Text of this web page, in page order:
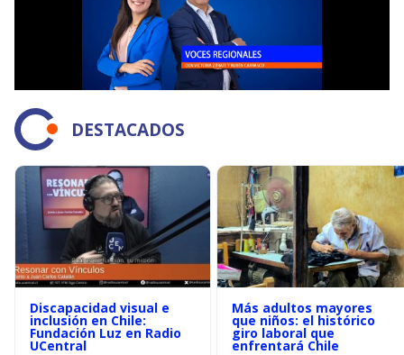
DESTACADOS
Discapacidad visual e
inclusión en Chile:
Fundación Luz en Radio
UCentral
Más adultos mayores
que niños: el histórico
giro laboral que
enfrentará Chile